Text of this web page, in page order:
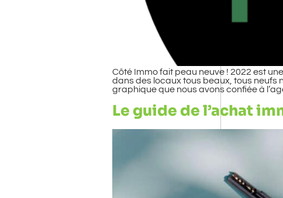
Côté Immo fait peau neuve ! 2022 est
dans des locaux tous beaux, tous neufs
graphique que nous avons confiée à
Le guide de l’achat